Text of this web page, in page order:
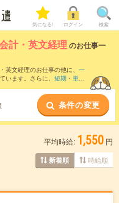
気になる! ログイン 検索
計・英文経理 のお仕事一
文経理のお仕事の他に、 一
います。さらに、 短期 ・ 単発
条件の変更
平均時給: 1,550 円
新着順 時給順